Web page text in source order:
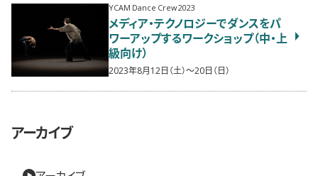
YCAM Dance Crew 2023
メディア・テクノロジーでダンスをパ
ワーアップするワークショップ（中・上
級向け）
2023年8月12日（土）〜20日（日）
アーカイブ